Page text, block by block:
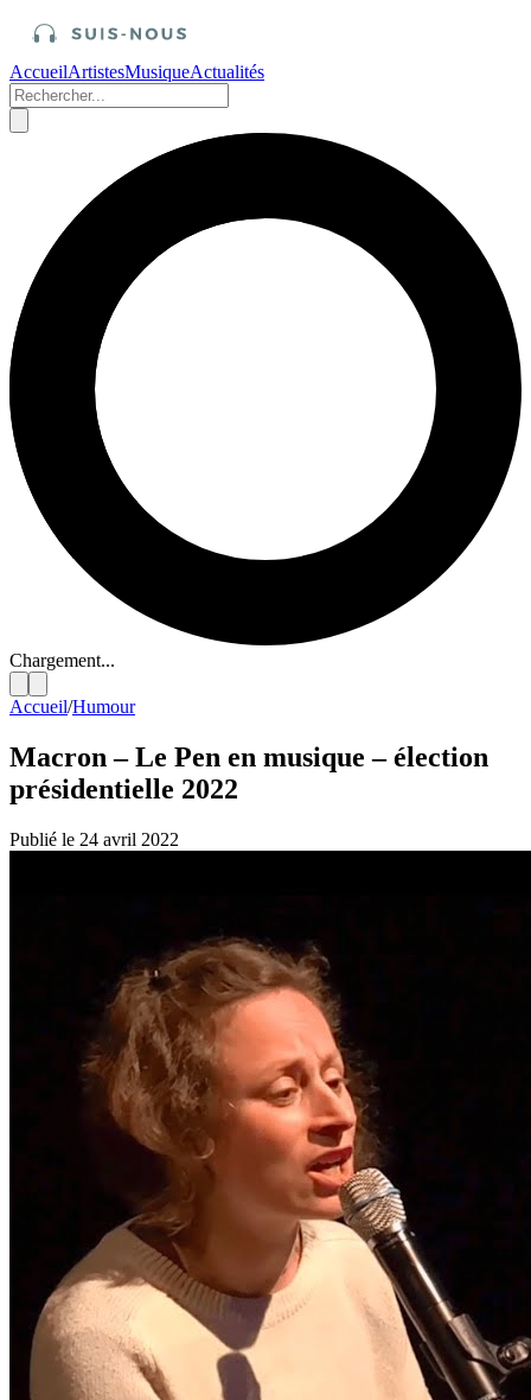
AccueilArtistesMusiqueActualités
Chargement...
Accueil/Humour
Macron – Le Pen en musique – élection
présidentielle 2022
Publié le 24 avril 2022